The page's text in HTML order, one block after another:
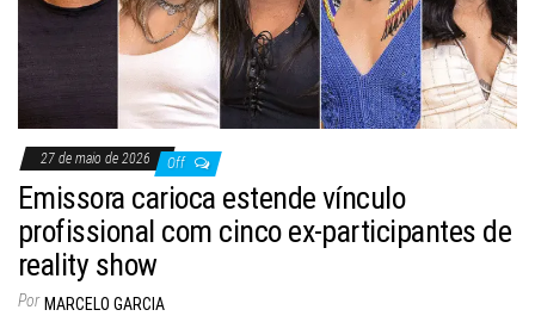
27 de maio de 2026 Off
Emissora carioca estende vínculo
profissional com cinco ex-participantes de
reality show
Por MARCELO GARCIA